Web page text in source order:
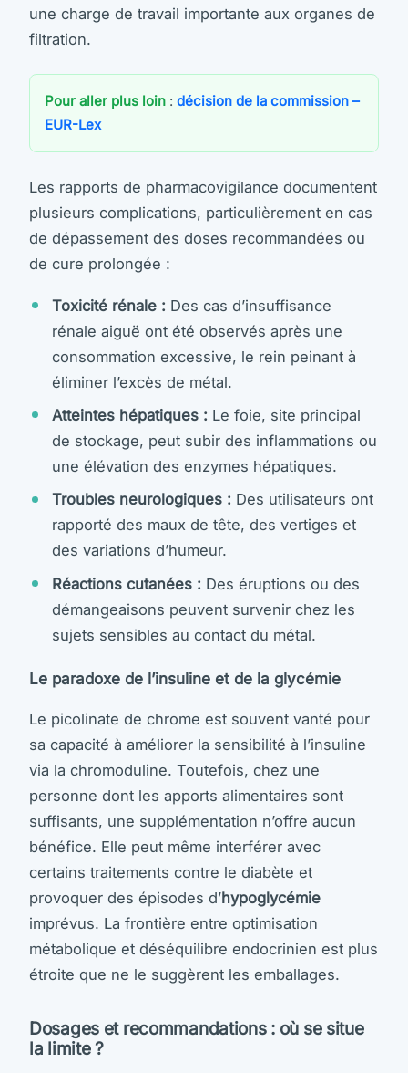
une charge de travail importante aux organes de
filtration.
Pour aller plus loin : décision de la commission –
EUR-Lex
Les rapports de pharmacovigilance documentent
plusieurs complications, particulièrement en cas
de dépassement des doses recommandées ou
de cure prolongée :
Toxicité rénale : Des cas d’insuffisance
rénale aiguë ont été observés après une
consommation excessive, le rein peinant à
éliminer l’excès de métal.
Atteintes hépatiques : Le foie, site principal
de stockage, peut subir des inflammations ou
une élévation des enzymes hépatiques.
Troubles neurologiques : Des utilisateurs ont
rapporté des maux de tête, des vertiges et
des variations d’humeur.
Réactions cutanées : Des éruptions ou des
démangeaisons peuvent survenir chez les
sujets sensibles au contact du métal.
Le paradoxe de l’insuline et de la glycémie
Le picolinate de chrome est souvent vanté pour
sa capacité à améliorer la sensibilité à l’insuline
via la chromoduline. Toutefois, chez une
personne dont les apports alimentaires sont
suffisants, une supplémentation n’offre aucun
bénéfice. Elle peut même interférer avec
certains traitements contre le diabète et
provoquer des épisodes d’hypoglycémie
imprévus. La frontière entre optimisation
métabolique et déséquilibre endocrinien est plus
étroite que ne le suggèrent les emballages.
Dosages et recommandations : où se situe
la limite ?